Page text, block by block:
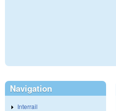
Navigation
Interrail